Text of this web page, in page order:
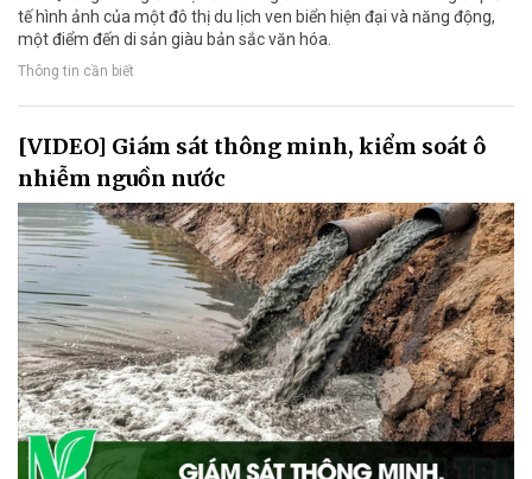
tế hình ảnh của một đô thị du lịch ven biển hiện đại và năng động,
một điểm đến di sản giàu bản sắc văn hóa.
Thông tin cần biết
[VIDEO] Giám sát thông minh, kiểm soát ô
nhiễm nguồn nước